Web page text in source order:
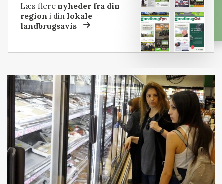
Læs flere nyheder fra din
region i dinlokale
landbrugsavis